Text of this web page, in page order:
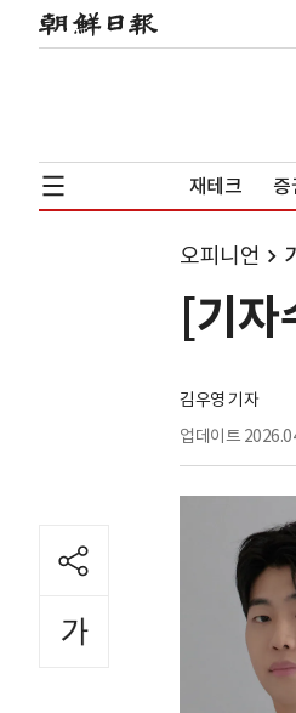
재테크 증
오피니언
[기
김우영 기자
업데이트